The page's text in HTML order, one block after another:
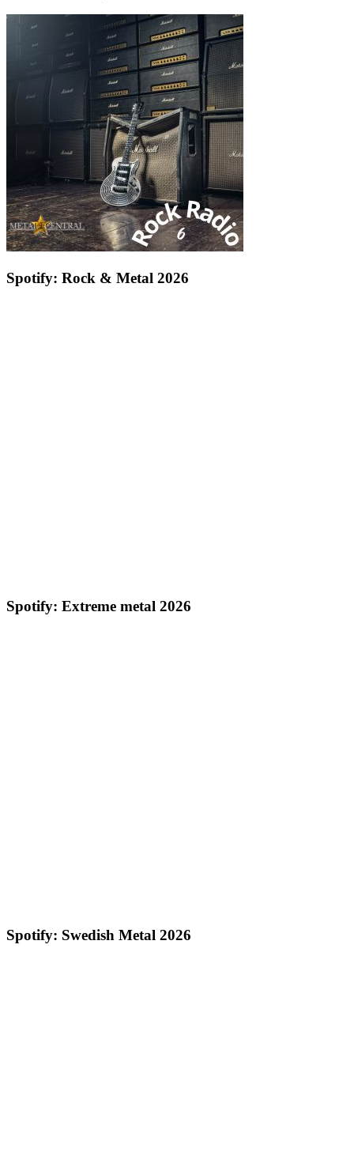
Spotify: Rock & Metal 2026
Spotify: Extreme metal 2026
Spotify: Swedish Metal 2026